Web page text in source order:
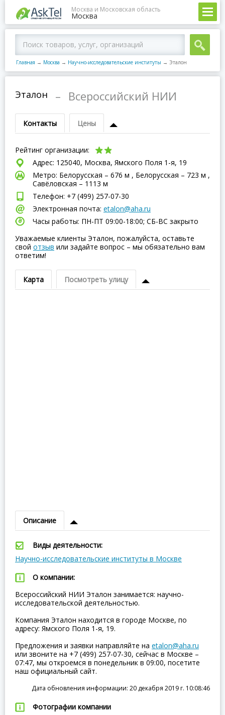
Москва и Московская область
Москва
Главная → Москва → Научно-исследовательские институты → Эталон
Эталон – Всероссийский НИИ
Контакты Цены
Рейтинг организации:
Адрес: 125040, Москва, Ямского Поля 1-я, 19
Метро: Белорусская – 676 м , Белорусская – 723 м ,
Савёловская – 1113 м
Телефон: +7 (499) 257-07-30
Электронная почта: etalon@aha.ru
Часы работы: ПН-ПТ 09:00-18:00; СБ-ВC закрыто
Уважаемые клиенты Эталон, пожалуйста, оставьте
свой отзыв или задайте вопрос – мы обязательно вам
ответим!
Карта Посмотреть улицу
Описание
Виды деятельности:
Научно-исследовательские институты в Москве
О компании:
Всероссийский НИИ Эталон занимается: научно-
исследовательской деятельностью.
Компания Эталон находится в городе Москве, по
адресу: Ямского Поля 1-я, 19.
Предложения и заявки направляйте на etalon@aha.ru
или звоните на +7 (499) 257-07-30, сейчас в Москве –
07:47, мы откроемся в понедельник в 09:00, посетите
наш официальный сайт.
Дата обновления информации: 20 декабря 2019 г. 10:08:46
Фотографии компании